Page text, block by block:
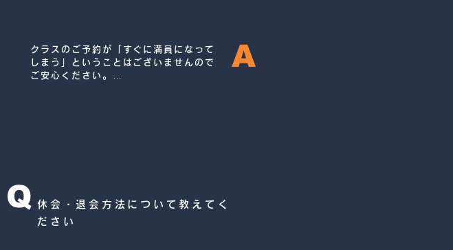
クラスのご予約が「すぐに満員になって
しまう」ということはございませんので
ご安心ください。
A
Q休会・退会方法について教えてく
ださい